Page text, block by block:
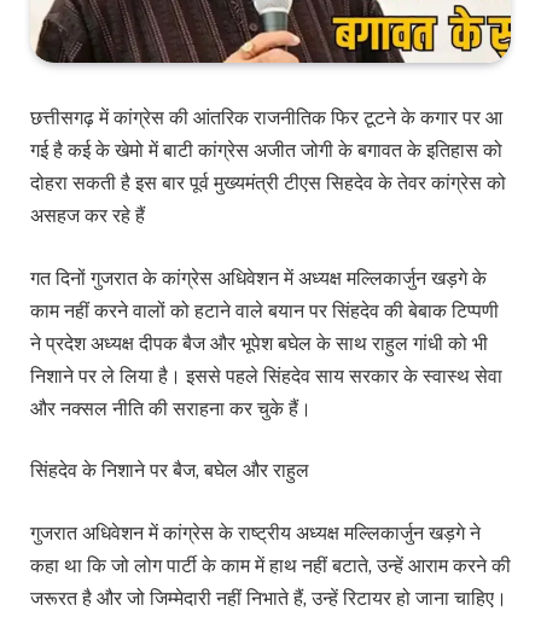
छत्तीसगढ़ में कांग्रेस की आंतरिक राजनीतिक फिर टूटने के कगार पर आ
गई है कई के खेमो में बाटी कांग्रेस अजीत जोगी के बगावत के इतिहास को
दोहरा सकती है इस बार पूर्व मुख्यमंत्री टीएस सिहदेव के तेवर कांग्रेस को
असहज कर रहे हैं
गत दिनों गुजरात के कांग्रेस अधिवेशन में अध्यक्ष मल्लिकार्जुन खड़गे के
काम नहीं करने वालों को हटाने वाले बयान पर सिंहदेव की बेबाक टिप्पणी
ने प्रदेश अध्यक्ष दीपक बैज और भूपेश बघेल के साथ राहुल गांधी को भी
निशाने पर ले लिया है। इससे पहले सिंहदेव साय सरकार के स्वास्थ सेवा
और नक्सल नीति की सराहना कर चुके हैं।
सिंहदेव के निशाने पर बैज, बघेल और राहुल
गुजरात अधिवेशन में कांग्रेस के राष्ट्रीय अध्यक्ष मल्लिकार्जुन खड़गे ने
कहा था कि जो लोग पार्टी के काम में हाथ नहीं बटाते, उन्हें आराम करने की
जरूरत है और जो जिम्मेदारी नहीं निभाते हैं, उन्हें रिटायर हो जाना चाहिए।